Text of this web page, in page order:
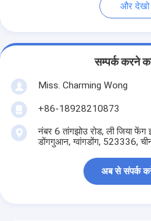
और देखो
सम्पर्क करने
Miss. Charming Wong
+86-18928210873
नंबर 6 तांगझोउ रोड, ली जिया फेंग
डोंगगुआन, ग्वांगडोंग, 523336,
अब से संपर्क